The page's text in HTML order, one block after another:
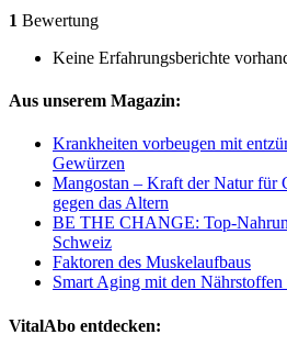
1 Bewertung
Keine Erfahrungsberichte
Aus unserem Magazin:
Krankheiten vorbeugen mit
Gewürzen
Mangostan – Kraft der Natur für
gegen das Altern
BE THE CHANGE: Top-
Schweiz
Faktoren des Muskelaufbaus
Smart Aging mit den
VitalAbo entdecken: